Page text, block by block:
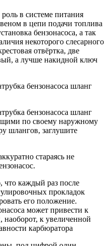
в системе питания
в цепи подачи топлива
бензонасоса, а так
некоторого слесарного
отвёртка, две
а лучше накидной ключ
бензонасоса шланг
бензонасоса шланг
по своему наружному
шлангов, заглушите
стараясь не
что каждый раз после
прокладок
его положение.
может привести к
наоборот, к увеличенной
карбюратора